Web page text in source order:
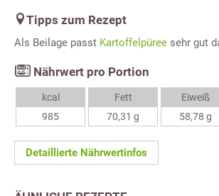
Tipps zum Rezept
Als Beilage passt Kartoffelpüree sehr gut
Nährwert pro Portion
kcal
985
Fett
70,31 g
Eiweiß
58,78 g
Detaillierte Nährwertinfos